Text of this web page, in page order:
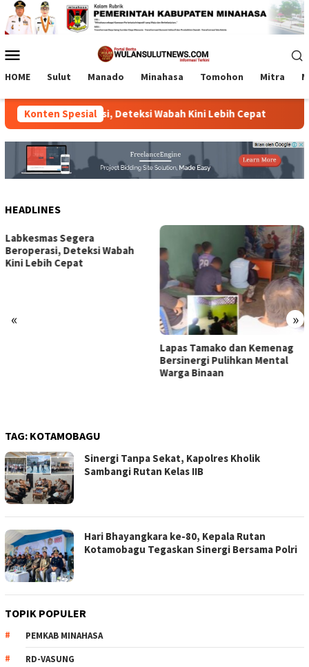
Loncat
ke
konten
Mobile
HOME Sulut Manado Minahasa Tomohon Mitra
Konten Spesial
Beroperasi, Deteksi Wabah Kini Lebih Cepat
HEADLINES
« »
Labkesmas Segera
Beroperasi, Deteksi Wabah
Kini Lebih Cepat
Lapas Tamako dan Kemenag
Bersinergi Pulihkan Mental
Warga Binaan
TAG: KOTAMOBAGU
Sinergi Tanpa Sekat, Kapolres Kholik
Sambangi Rutan Kelas IIB
Hari Bhayangkara ke-80, Kepala Rutan
Kotamobagu Tegaskan Sinergi Bersama Polri
TOPIK POPULER
PEMKAB MINAHASA
RD-VASUNG